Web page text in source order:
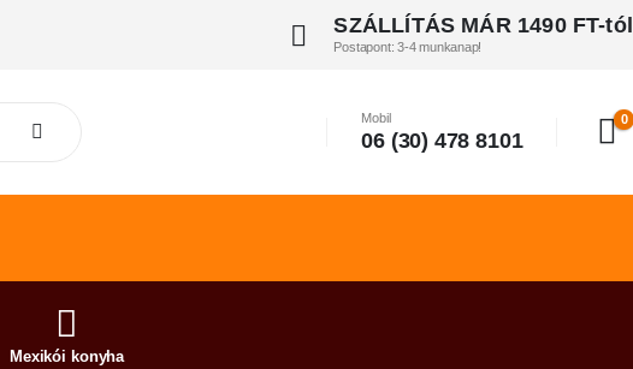
SZÁLLÍTÁS MÁR 1490 FT-tól
Postapont: 3-4 munkanap!
Mobil
06 (30) 478 8101
0
Mexikói konyha